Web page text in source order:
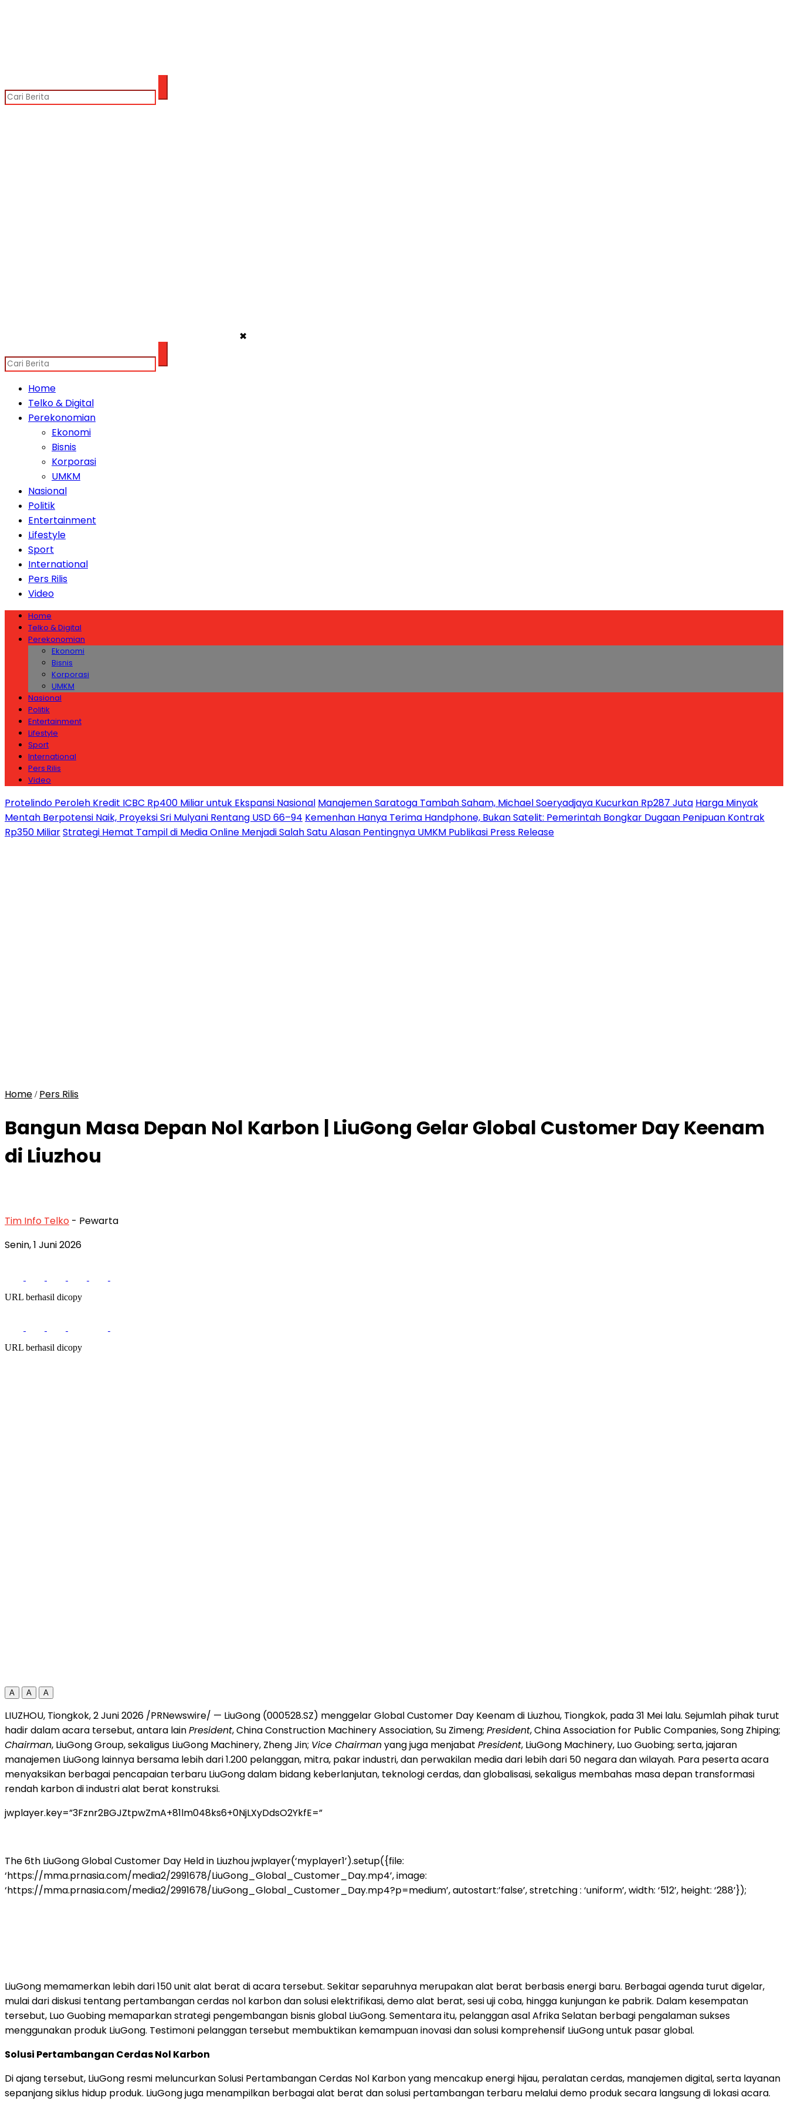
✖
Home
Telko & Digital
Perekonomian
Ekonomi
Bisnis
Korporasi
UMKM
Nasional
Politik
Entertainment
Lifestyle
Sport
International
Pers Rilis
Video
Home
Telko & Digital
Perekonomian
Ekonomi
Bisnis
Korporasi
UMKM
Nasional
Politik
Entertainment
Lifestyle
Sport
International
Pers Rilis
Video
Protelindo Peroleh Kredit ICBC Rp400 Miliar untuk Ekspansi Nasional Manajemen Saratoga Tambah Saham, Michael Soeryadjaya Kucurkan Rp287 Juta Harga Minyak
Mentah Berpotensi Naik, Proyeksi Sri Mulyani Rentang USD 66–94 Kemenhan Hanya Terima Handphone, Bukan Satelit: Pemerintah Bongkar Dugaan Penipuan Kontrak
Rp350 MiliarStrategi Hemat Tampil di Media Online Menjadi Salah Satu Alasan Pentingnya UMKM Publikasi Press Release
Home / Pers Rilis
Bangun Masa Depan Nol Karbon | LiuGong Gelar Global Customer Day Keenam
di Liuzhou
Tim Info Telko - Pewarta
Senin, 1 Juni 2026
URL berhasil dicopy
URL berhasil dicopy
A A A
LIUZHOU, Tiongkok, 2 Juni 2026 /PRNewswire/ — LiuGong (000528.SZ) menggelar Global Customer Day Keenam di Liuzhou, Tiongkok, pada 31 Mei lalu. Sejumlah pihak turut
hadir dalam acara tersebut, antara lainPresident, China Construction Machinery Association, Su Zimeng; President, China Association for Public Companies, Song Zhiping;
Chairman, LiuGong Group, sekaligus LiuGong Machinery, Zheng Jin; Vice Chairmanyang juga menjabat President, LiuGong Machinery, Luo Guobing; serta, jajaran
manajemen LiuGong lainnya bersama lebih dari 1.200 pelanggan, mitra, pakar industri, dan perwakilan media dari lebih dari 50 negara dan wilayah. Para peserta acara
menyaksikan berbagai pencapaian terbaru LiuGong dalam bidang keberlanjutan, teknologi cerdas, dan globalisasi, sekaligus membahas masa depan transformasi
rendah karbon di industri alat berat konstruksi.
jwplayer.key=”3Fznr2BGJZtpwZmA+81lm048ks6+0NjLXyDdsO2YkfE=”
The 6th LiuGong Global Customer Day Held in Liuzhoujwplayer(‘myplayer1’).setup({file:
‘https://mma.prnasia.com/media2/2991678/LiuGong_Global_Customer_Day.mp4’, image:
‘https://mma.prnasia.com/media2/2991678/LiuGong_Global_Customer_Day.mp4?p=medium’, autostart:’false’, stretching : ‘uniform’, width: ‘512’, height: ‘288’});
LiuGong memamerkan lebih dari 150 unit alat berat di acara tersebut. Sekitar separuhnya merupakan alat berat berbasis energi baru. Berbagai agenda turut digelar,
mulai dari diskusi tentang pertambangan cerdas nol karbon dan solusi elektrifikasi, demo alat berat, sesi uji coba, hingga kunjungan ke pabrik. Dalam kesempatan
tersebut, Luo Guobing memaparkan strategi pengembangan bisnis global LiuGong. Sementara itu, pelanggan asal Afrika Selatan berbagi pengalaman sukses
menggunakan produk LiuGong. Testimoni pelanggan tersebut membuktikan kemampuan inovasi dan solusi komprehensif LiuGong untuk pasar global.
Solusi Pertambangan Cerdas Nol Karbon
Di ajang tersebut, LiuGong resmi meluncurkan Solusi Pertambangan Cerdas Nol Karbon yang mencakup energi hijau, peralatan cerdas, manajemen digital, serta layanan
sepanjang siklus hidup produk. LiuGong juga menampilkan berbagai alat berat dan solusi pertambangan terbaru melalui demo produk secara langsung di lokasi acara.